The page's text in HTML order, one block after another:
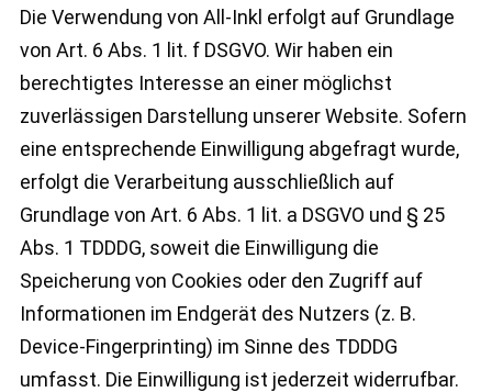
Die Verwendung von All-Inkl erfolgt auf Grundlage
von Art. 6 Abs. 1 lit. f DSGVO. Wir haben ein
berechtigtes Interesse an einer möglichst
zuverlässigen Darstellung unserer Website. Sofern
eine entsprechende Einwilligung abgefragt wurde,
erfolgt die Verarbeitung ausschließlich auf
Grundlage von Art. 6 Abs. 1 lit. a DSGVO und § 25
Abs. 1 TDDDG, soweit die Einwilligung die
Speicherung von Cookies oder den Zugriff auf
Informationen im Endgerät des Nutzers (z. B.
Device-Fingerprinting) im Sinne des TDDDG
umfasst. Die Einwilligung ist jederzeit widerrufbar.